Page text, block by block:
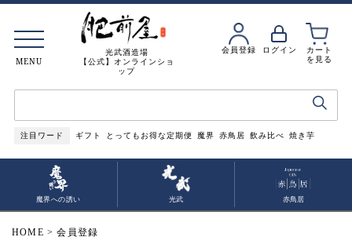
光武酒造場
【公式】オンラインショ
ップ
会員登録 ログイン
カート
を見る
注目ワード ギフト とってもお得な定期便 魔界 赤鳥居 飲み比べ 焼き芋
MENU
魔界への誘い 光武 赤鳥居
HOME 会員登録